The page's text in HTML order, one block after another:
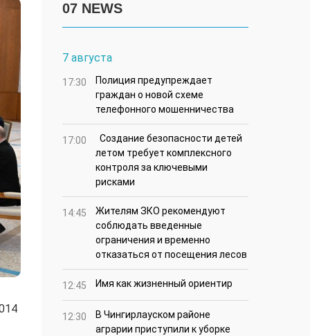
07 NEWS
7 августа
17:30
Полиция предупреждает
граждан о новой схеме
телефонного мошенничества
17:00
Создание безопасности детей
летом требует комплексного
контроля за ключевыми
рисками
14:45
Жителям ЗКО рекомендуют
соблюдать введенные
ограничения и временно
отказаться от посещения лесов
12:45 Имя как жизненный ориентир
12:30
В Чингирлауском районе
аграрии приступили к уборке